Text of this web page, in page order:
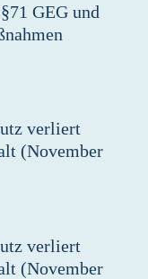
GEG und
verliert
(November
verliert
(November